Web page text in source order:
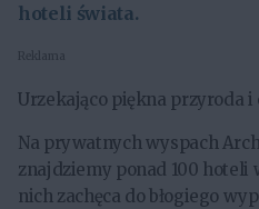
hoteli świata.
Reklama
Urzekająco piękna przyroda
Na prywatnych wyspach
znajdziemy ponad 100 hoteli
nich zachęca do błogiego